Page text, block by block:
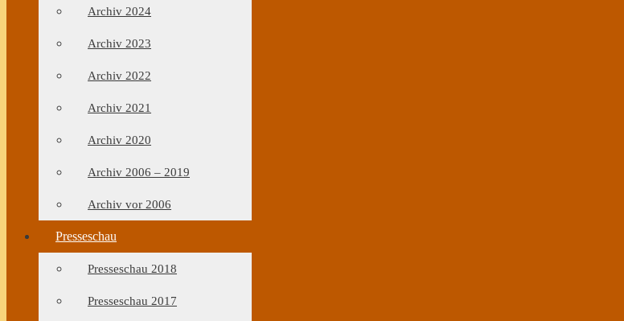
Archiv 2024
Archiv 2023
Archiv 2022
Archiv 2021
Archiv 2020
Archiv 2006 – 2019
Archiv vor 2006
Presseschau
Presseschau 2018
Presseschau 2017